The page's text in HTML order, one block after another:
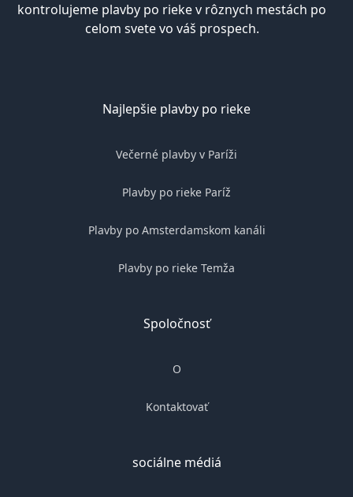
kontrolujeme plavby po rieke v rôznych mestách po
celom svete vo váš prospech.
Najlepšie plavby po rieke
Večerné plavby v Paríži
Plavby po rieke Paríž
Plavby po Amsterdamskom kanáli
Plavby po rieke Temža
Spoločnosť
O
Kontaktovať
sociálne médiá